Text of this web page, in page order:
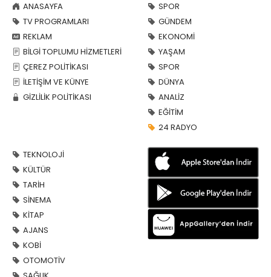
ANASAYFA
TV PROGRAMLARI
REKLAM
BİLGİ TOPLUMU HİZMETLERİ
ÇEREZ POLİTİKASI
İLETİŞİM VE KÜNYE
GİZLİLİK POLİTİKASI
SPOR
GÜNDEM
EKONOMİ
YAŞAM
SPOR
DÜNYA
ANALİZ
EĞİTİM
24 RADYO
TEKNOLOJİ
KÜLTÜR
TARİH
SİNEMA
KİTAP
AJANS
KOBİ
OTOMOTİV